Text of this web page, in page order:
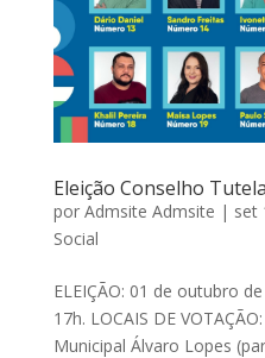
Eleição Conselho
por Admsite Admsite | set
Social
ELEIÇÃO: 01 de outubro
17h. LOCAIS DE
Municipal Álvaro Lopes